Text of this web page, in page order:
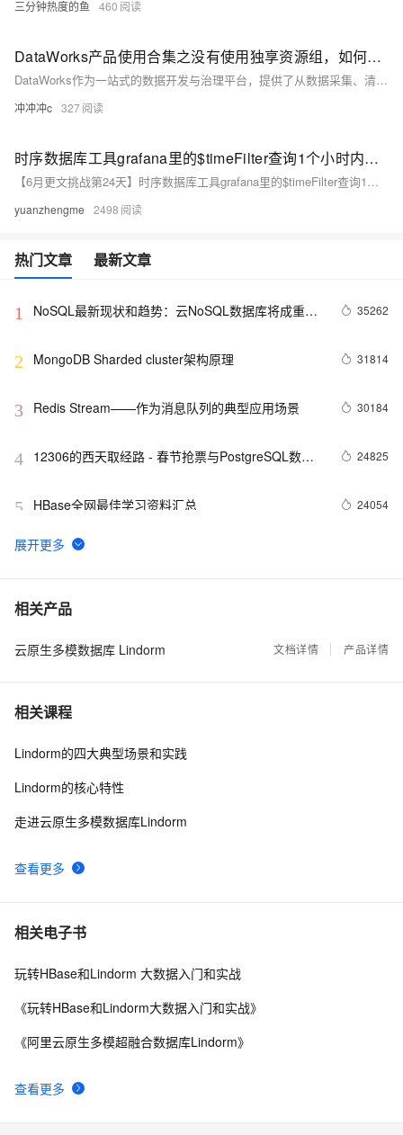
三分钟热度的鱼 460
DataWorks产品使用合集之没有使用独享资源组，如何将Lindorm中的数据导出或迁移到其他数据存储服务
DataWorks作为一站式的数据开发与治理平台，提供了从数据采集、清洗、开发、调度、服务化、质量监控到安全管理的全套解决方案，帮助企业构建高效、规范、安全的大数据处理体系。以下是对DataWorks产品使用合集的概述，涵盖数据处理的各个环节。
冲冲冲c 327
时序数据库工具grafana里的$timeFilter查询1个小时内的数据如何写查询条件
【6月更文挑战第24天】时序数据库工具grafana里的$timeFilter查询1个小时内的数据如何写查询条件
yuanzhengme 2498
热门文章 最新文章
1
NoSQL最新现状和趋势：云NoSQL数据库将成重要
35262
2 MongoDB Sharded cluster架构原理 31814
3 Redis Stream——作为消息队列的典型应用场景 30184
4 12306的西天取经路 - 春节抢票与PostgreSQL数据
24825
5 HBase全网最佳学习资料汇总 24054
6 HBase的备份以及恢复方案
7 Apache Cassandra 简介
8 PostgreSQL内核扩展之 - ElasticSearch同步插件 18905
9
10阿里云图数据库GDB公测，高度连接数据查询效率提
相关产品
云原生多模数据库 Lindorm 文档详情 产品详情
相关课程
查看更多
Lindorm的四大典型场景和实践
Lindorm的核心特性
走进云原生多模数据库Lindorm
相关电子书
查看更多
玩转HBase和Lindorm 大数据入门和实战
《玩转HBase和Lindorm大数据入门和实战》
《阿里云原生多模超融合数据库Lindorm》